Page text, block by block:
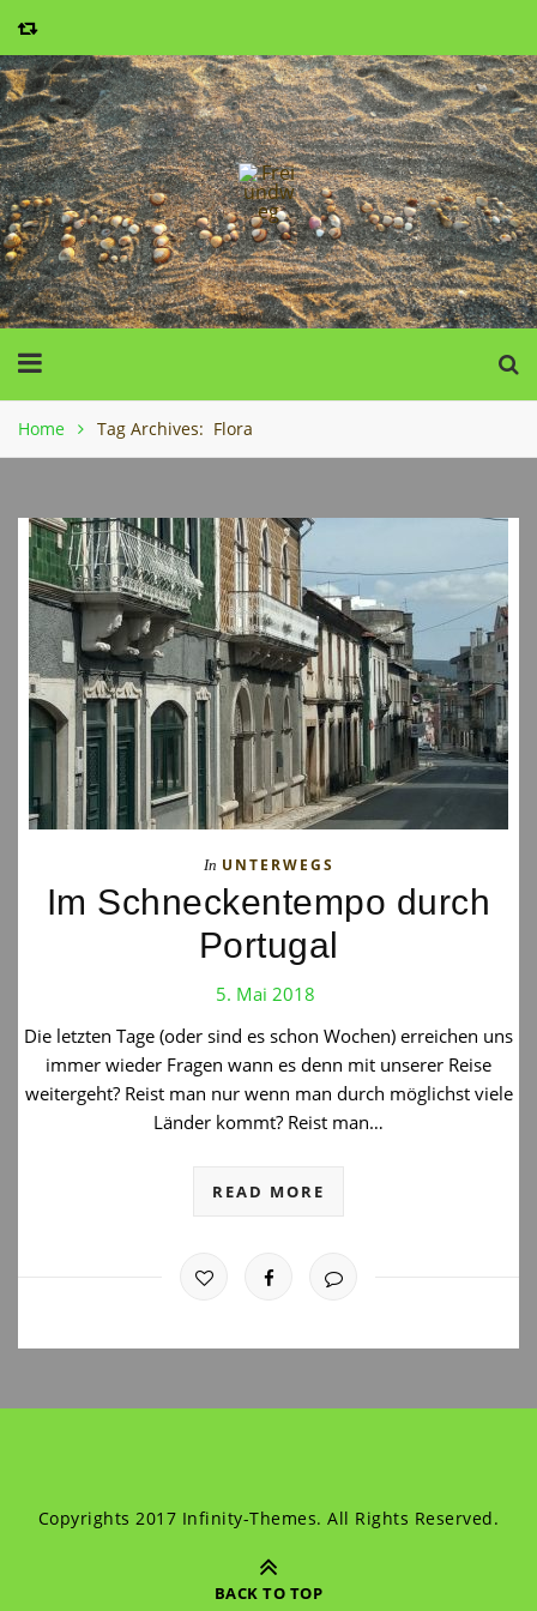
Home Tag Archives: Flora
In UNTERWEGS
Im Schneckentempo durch
Portugal
5. Mai 2018
Die letzten Tage (oder sind es schon Wochen) erreichen uns
immer wieder Fragen wann es denn mit unserer Reise
weitergeht? Reist man nur wenn man durch möglichst viele
Länder kommt? Reist man…
READ MORE
Copyrights 2017 Infinity-Themes. All Rights Reserved.
BACK TO TOP